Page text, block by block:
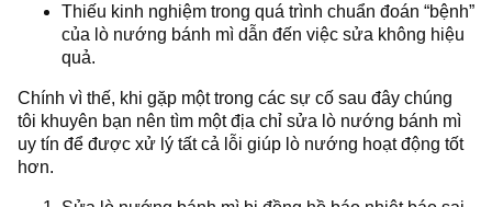
Thiếu kinh nghiệm trong quá trình chuẩn đoán “bệnh”
của lò nướng bánh mì dẫn đến việc sửa không hiệu
quả.
Chính vì thế, khi gặp một trong các sự cố sau đây chúng
tôi khuyên bạn nên tìm một địa chỉ sửa lò nướng bánh mì
uy tín để được xử lý tất cả lỗi giúp lò nướng hoạt động tốt
hơn.